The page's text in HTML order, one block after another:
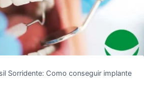
Sorridente: Como conseguir implante